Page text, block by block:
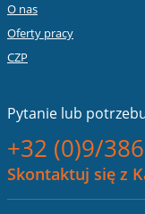
O nas
Oferty pracy
CZP
Pytanie lub
+32 (0)9/
Skontaktuj się z